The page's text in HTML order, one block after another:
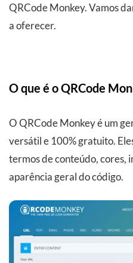
QRCode Monkey. Vamos
a oferecer.
O que é o QRCode
O QRCode Monkey é um
versátil e 100% gratuito.
termos de conteúdo, cores,
aparência geral do código.